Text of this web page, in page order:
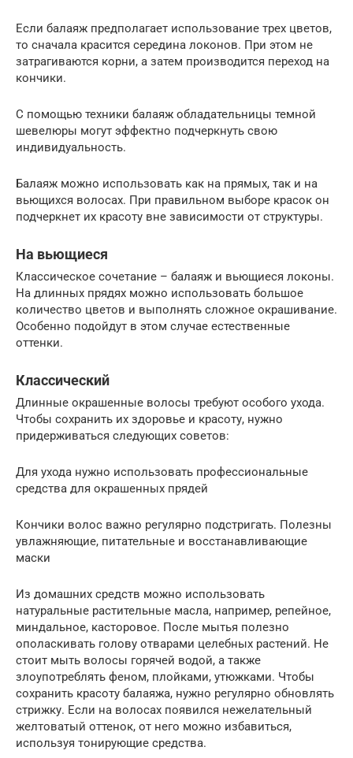
Если балаяж предполагает использование трех цветов,
то сначала красится середина локонов. При этом не
затрагиваются корни, а затем производится переход на
кончики.
С помощью техники балаяж обладательницы темной
шевелюры могут эффектно подчеркнуть свою
индивидуальность.
Балаяж можно использовать как на прямых, так и на
вьющихся волосах. При правильном выборе красок он
подчеркнет их красоту вне зависимости от структуры.
На вьющиеся
Классическое сочетание – балаяж и вьющиеся локоны.
На длинных прядях можно использовать большое
количество цветов и выполнять сложное окрашивание.
Особенно подойдут в этом случае естественные
оттенки.
Классический
Длинные окрашенные волосы требуют особого ухода.
Чтобы сохранить их здоровье и красоту, нужно
придерживаться следующих советов:
Для ухода нужно использовать профессиональные
средства для окрашенных прядей
Кончики волос важно регулярно подстригать. Полезны
увлажняющие, питательные и восстанавливающие
маски
Из домашних средств можно использовать
натуральные растительные масла, например, репейное,
миндальное, касторовое. После мытья полезно
ополаскивать голову отварами целебных растений. Не
стоит мыть волосы горячей водой, а также
злоупотреблять феном, плойками, утюжками. Чтобы
сохранить красоту балаяжа, нужно регулярно обновлять
стрижку. Если на волосах появился нежелательный
желтоватый оттенок, от него можно избавиться,
используя тонирующие средства.